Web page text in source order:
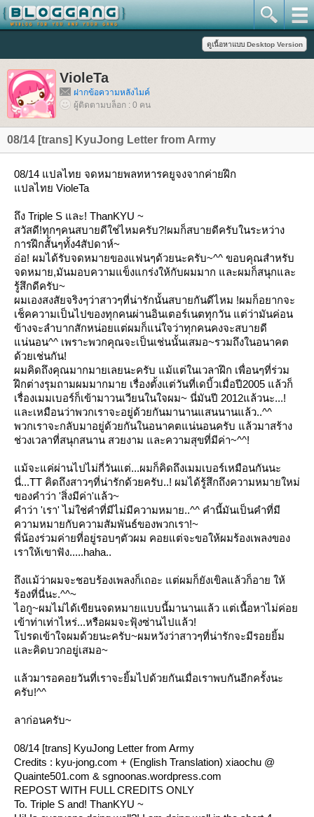
VioleTa
ฝากข้อความหลังไมค์
ผู้ติดตามบล็อก : 0 คน
08/14 [trans] KyuJong Letter from Army
08/14 แปลไทย จดหมายพลทหารคยูจงจากค่ายฝึก
ปลไทย VioleTa
ถึง Triple S และ! ThanKYU ~
สวัสดี!ทุกๆคนสบายดีใช่ไหมครับ?!ผมก็สบายดีครับในระหว่าง
การฝึกสั้นๆทั้ง4สัปดาห์~
อ่อ! ผมได้รับจดหมายของแฟนๆด้วยนะครับ~^^ ขอบคุณสำหรับ
จดหมาย,มันมอบความแข็งแกร่งให้กับผมมาก และผมก็สนุกและ
รู้สึกดีครับ~
ผมเองสงสัยจริงๆว่าสาวๆที่น่ารักนั้นสบายกันดีไหม !ผมก็อยากจะ
เช็คความเป็นไปของทุกคนผ่านอินเตอร์เนตทุกวัน แต่ว่ามันค่อน
ข้างจะลำบากสักหน่อยแต่ผมก็แน่ใจว่าทุกคนคงจะสบายดี
น่นอน^^ เพราะพวกคุณจะเป็นเช่นนั้นเสมอ~รวมถึงในอนาคต
ด้วยเช่นกัน!
ผมคิดถึงคุณมากมายเลยนะครับ แม้แต่ในเวลาฝึก เพื่อนๆที่ร่วม
ฝึกต่างรุมถามผมมากมาย เรื่องตั้งแต่วันที่เดบิ้วเมื่อปี2005 แล้วก็
เรื่องเมมเบอร์ก็เข้ามาวนเวียนในใจผม~ นี่มันปี 2012แล้วนะ...!
ละเหมือนว่าพวกเราจะอยู่ด้วยกันมานานแสนนานแล้ว..^^
พวกเราจะกลับมาอยู่ด้วยกันในอนาคตแน่นอนครับ แล้วมาสร้าง
ช่วงเวลาที่สนุกสนาน สวยงาม และความสุขที่มีค่า~^^!
ม้จะแค่ผ่านไปไม่กี่วันแต่...ผมก็คิดถึงเมมเบอร์เหมือนกันนะ
นี่...TT คิดถึงสาวๆที่น่ารักด้วยครับ..! ผมได้รู้สึกถึงความหมายใหม่
ของคำว่า 'สิ่งมีค่า'แล้ว~
คำว่า 'เรา' ไม่ใช่คำที่มีไม่มีความหมาย..^^ คำนี้มันเป็นคำที่มี
ความหมายกับความสัมพันธ์ของพวกเรา!~
พี่น้องร่วมค่ายที่อยู่รอบๆตัวผม คอยแต่จะขอให้ผมร้องเพลงของ
เราให้เขาฟัง.....haha..
ถึงแม้ว่าผมจะชอบร้องเพลงก็เถอะ แต่ผมก็ยังเขิลแล้วก็อาย ให้
ร้องที่นี่นะ.^^~
ไอกู~ผมไม่ได้เขียนจดหมายแบบนี้มานานแล้ว แต่เนื้อหาไม่ค่อ
เข้าท่าเท่าไหร่...หรือผมจะฟุ้งซ่านไปแล้ว!
ปรดเข้าใจผมด้วยนะครับ~ผมหวังว่าสาวๆที่น่ารักจะมีรอยยิ้ม
ละคิดบวกอยู่เสมอ~
ล้วมารอคอยวันที่เราจะยิ้มไปด้วยกันเมื่อเราพบกันอีกครั้งนะ
ครับ!^^
ลาก่อนครับ~
08/14 [trans] KyuJong Letter from Army
Credits : kyu-jong.com + (English Translation) xiaochu @
Quainte501.com & sgnoonas.wordpress.com
REPOST WITH FULL CREDITS ONLY
To. Triple S and! ThanKYU ~